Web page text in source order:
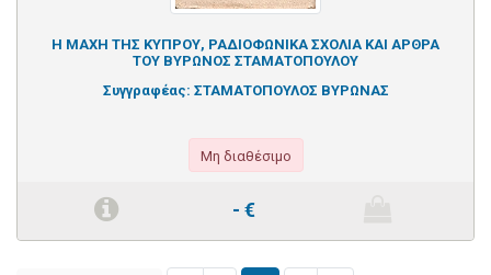
Η ΜΑΧΗ ΤΗΣ ΚΥΠΡΟΥ, ΡΑΔΙΟΦΩΝΙΚΑ ΣΧΟΛΙΑ ΚΑΙ ΑΡΘΡΑ
ΤΟΥ ΒΥΡΩΝΟΣ ΣΤΑΜΑΤΟΠΟΥΛΟΥ
Συγγραφέας: ΣΤΑΜΑΤΟΠΟΥΛΟΣ ΒΥΡΩΝΑΣ
Μη διαθέσιμο
- €